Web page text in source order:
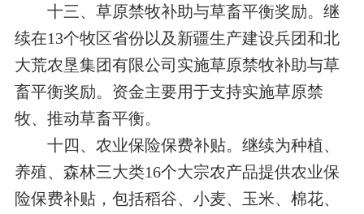
十三、草原禁牧补助与草畜平衡奖励。继
续在13个牧区省份以及新疆生产建设兵团和北
大荒农垦集团有限公司实施草原禁牧补助与草
畜平衡奖励。资金主要用于支持实施草原禁
牧、推动草畜平衡。
十四、农业保险保费补贴。继续为种植、
养殖、森林三大类16个大宗农产品提供农业保
险保费补贴，包括稻谷、小麦、玉米、棉花、